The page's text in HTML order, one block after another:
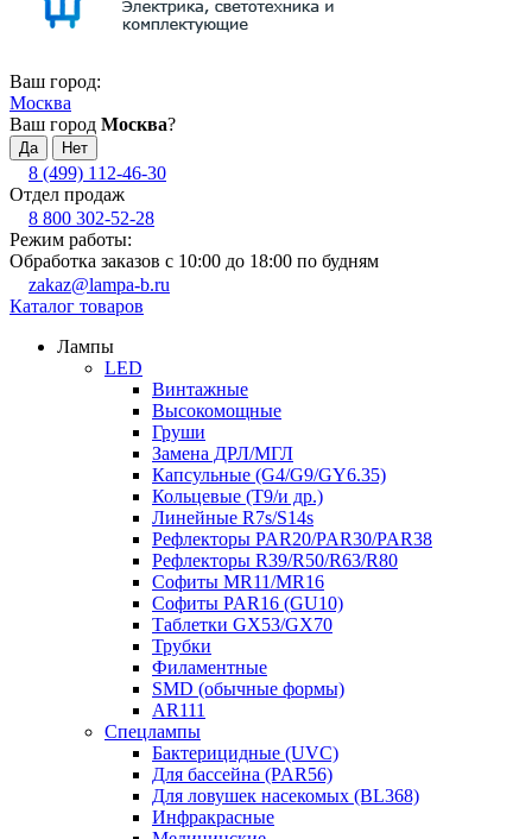
Ваш город:
Москва
Ваш город Москва?
8 (499) 112-46-30
Отдел продаж
8 800 302-52-28
Режим работы:
Обработка заказов с 10:00 до 18:00 по будням
zakaz@lampa-b.ru
Каталог товаров
Лампы
LED
Винтажные
Высокомощные
Груши
Замена ДРЛ/МГЛ
Капсульные (G4/G9/GY6.35)
Кольцевые (T9/и др.)
Линейные R7s/S14s
Рефлекторы PAR20/PAR30/PAR38
Рефлекторы R39/R50/R63/R80
Софиты MR11/MR16
Софиты PAR16 (GU10)
Таблетки GX53/GX70
Трубки
Филаментные
SMD (обычные формы)
AR111
Спецлампы
Бактерицидные (UVC)
Для бассейна (PAR56)
Для ловушек насекомых (BL368)
Инфракрасные